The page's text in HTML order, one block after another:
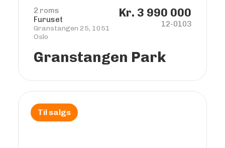
2 roms
Furuset
Granstangen 25, 1051
Oslo
Kr. 3 990 000
12-0103
Granstangen Park
Til salgs